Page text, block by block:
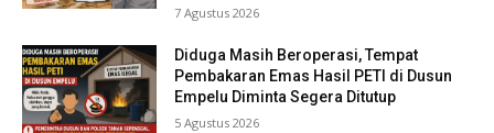
7 Agustus 2026
Diduga Masih Beroperasi, Tempat
Pembakaran Emas Hasil PETI di Dusun
Empelu Diminta Segera Ditutup
5 Agustus 2026